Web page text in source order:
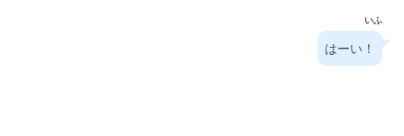
いふ
はーい！